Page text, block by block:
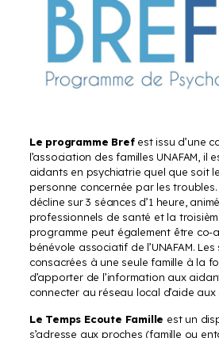
Le programme Brefest issu d’une
l’association des familles UNAFAM, il
aidants en psychiatrie quel que soit
personne concernée par les
décline sur 3 séances d’1 heure,
professionnels de santé et la
programme peut également être co-
bénévole associatif de l’UNAFAM.
consacrées à une seule famille à la
d’apporter de l’information aux
connecter au réseau local d’aide
Le Temps Ecoute Famille est un
s’adresse aux proches (famille ou